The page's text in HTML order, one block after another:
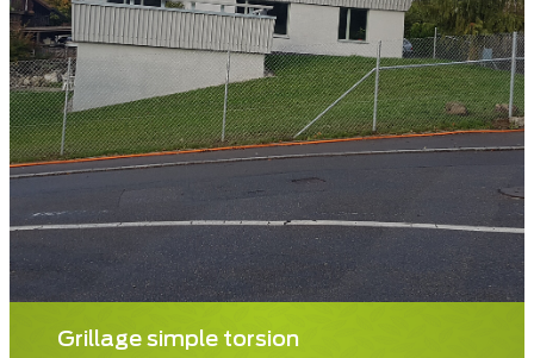
Grillage simple torsion